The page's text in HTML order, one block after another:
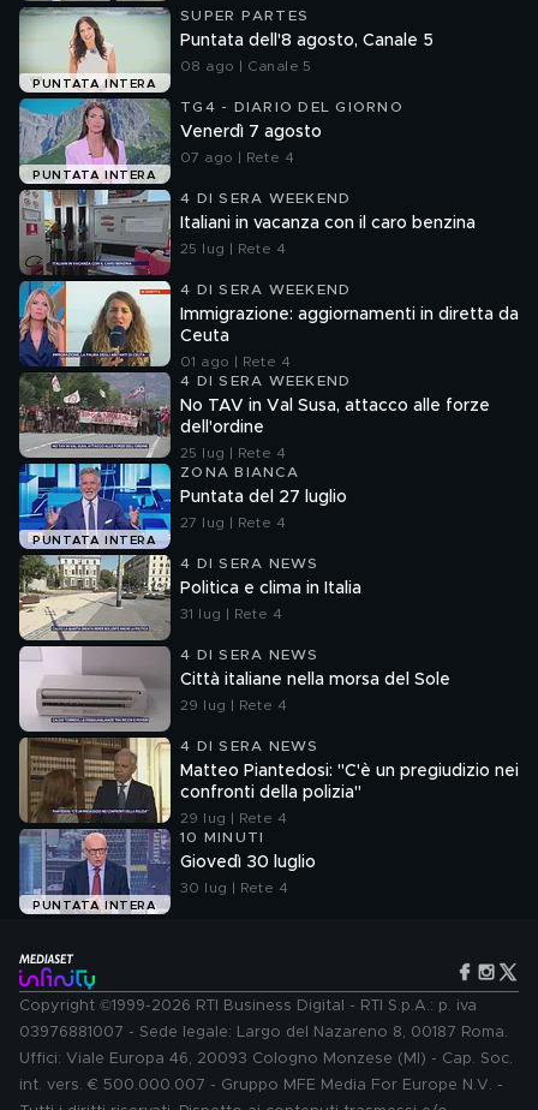
PUNTATA INTERA
SUPER PARTES
Puntata dell'8 agosto, Canale 5
08 ago | Canale 5
PUNTATA INTERA
TG4 - DIARIO DEL GIORNO
Venerdì 7 agosto
07 ago | Rete 4
4 DI SERA WEEKEND
Italiani in vacanza con il caro benzina
25 lug | Rete 4
4 DI SERA WEEKEND
Immigrazione: aggiornamenti in diretta da
Ceuta
01 ago | Rete 4
4 DI SERA WEEKEND
No TAV in Val Susa, attacco alle forze
dell'ordine
25 lug | Rete 4
PUNTATA INTERA
ZONA BIANCA
Puntata del 27 luglio
27 lug | Rete 4
4 DI SERA NEWS
Politica e clima in Italia
31 lug | Rete 4
4 DI SERA NEWS
Città italiane nella morsa del Sole
29 lug | Rete 4
4 DI SERA NEWS
Matteo Piantedosi: "C'è un pregiudizio nei
confronti della polizia"
29 lug | Rete 4
PUNTATA INTERA
10 MINUTI
Giovedì 30 luglio
30 lug | Rete 4
Copyright ©1999-2026 RTI Business Digital - RTI S.p.A.: p. iva
03976881007 - Sede legale: Largo del Nazareno 8, 00187 Roma.
Uffici: Viale Europa 46, 20093 Cologno Monzese (MI) - Cap. Soc.
int. vers. € 500.000.007 - Gruppo MFE Media For Europe N.V. -